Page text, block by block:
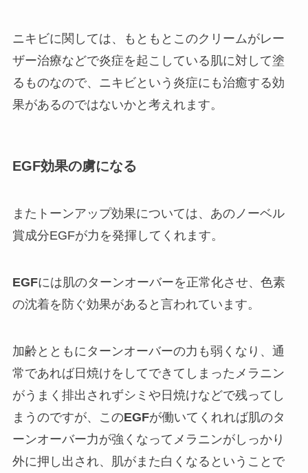
ニキビに関しては、もともとこのクリームがレー
ザー治療などで炎症を起こしている肌に対して塗
るものなので、ニキビという炎症にも治癒する効
果があるのではないかと考えれます。
EGF効果の虜になる
またトーンアップ効果については、あのノーベル
賞成分EGFが力を発揮してくれます。
EGFには肌のターンオーバーを正常化させ、色素
の沈着を防ぐ効果があると言われています。
加齢とともにターンオーバーの力も弱くなり、通
常であれば日焼けをしてできてしまったメラニン
がうまく排出されずシミや日焼けなどで残ってし
まうのですが、
このEGFが働いてくれれば肌のタ
ーンオーバー力が強くなってメラニンがしっかり
外に押し出され、肌がまた白くなる ということで